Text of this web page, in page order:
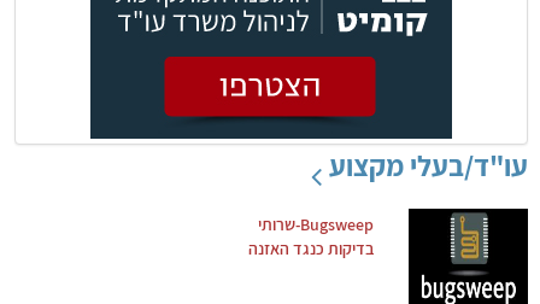
עו"ד/בעלי מקצוע
Bugsweep-שרותי
בדיקות כנגד האזנה